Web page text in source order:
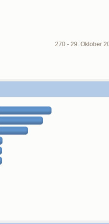
270 - 29. Oktober